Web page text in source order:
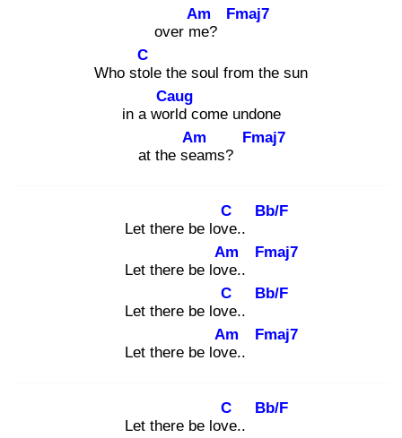
over me
Am
?
Fmaj7
Who stol
C
e the soul from the sun
in a worl
Caug
d come undone
at the sea
Am
ms?
Fmaj7
Let there be love
C
..
Bb/F
Let there be love
Am
..
Fmaj7
Let there be love
C
..
Bb/F
Let there be love
Am
..
Fmaj7
Let there be love
C
..
Bb/F